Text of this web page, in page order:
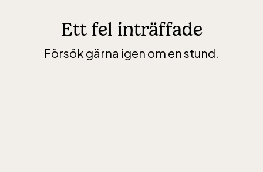
Ett fel inträffade
Försök gärna igen om en stund.